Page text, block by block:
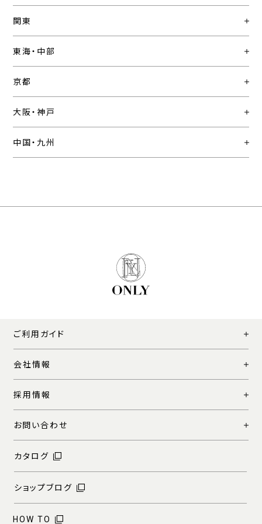
関東
東海・中部
京都
大阪・神戸
中国・九州
ご利用ガイド
会社情報
採用情報
お問い合わせ
カタログ
ショップブログ
HOW TO